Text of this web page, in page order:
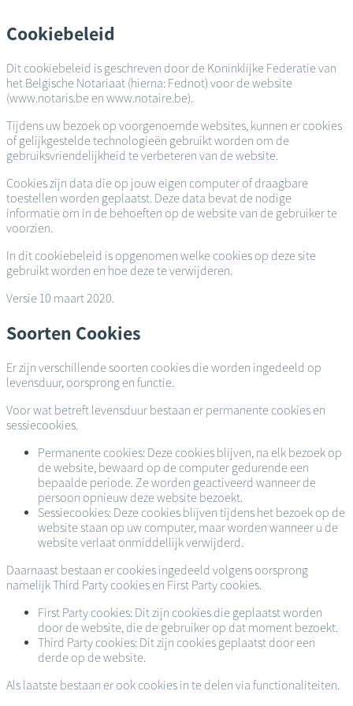
en
naar
inhoud
gaan
Cookiebeleid
Dit cookiebeleid is geschreven door de Koninklijke Federatie van
het Belgische Notariaat (hierna: Fednot) voor de website
(www.notaris.be en www.notaire.be).
Tijdens uw bezoek op voorgenoemde websites, kunnen er cookies
of gelijkgestelde technologieën gebruikt worden om de
gebruiksvriendelijkheid te verbeteren van de website.
Cookies zijn data die op jouw eigen computer of draagbare
toestellen worden geplaatst. Deze data bevat de nodige
informatie om in de behoeften op de website van de gebruiker te
voorzien.
In dit cookiebeleid is opgenomen welke cookies op deze site
gebruikt worden en hoe deze te verwijderen.
Versie 10 maart 2020.
Soorten Cookies
Er zijn verschillende soorten cookies die worden ingedeeld op
levensduur, oorsprong en functie.
Voor wat betreft levensduur bestaan er permanente cookies en
sessiecookies.
Permanente cookies: Deze cookies blijven, na elk bezoek op
de website, bewaard op de computer gedurende een
bepaalde periode. Ze worden geactiveerd wanneer de
persoon opnieuw deze website bezoekt.
Sessiecookies: Deze cookies blijven tijdens het bezoek op de
website staan op uw computer, maar worden wanneer u de
website verlaat onmiddellijk verwijderd.
Daarnaast bestaan er cookies ingedeeld volgens oorsprong
namelijk Third Party cookies en First Party cookies.
First Party cookies: Dit zijn cookies die geplaatst worden
door de website, die de gebruiker op dat moment bezoekt.
Third Party cookies: Dit zijn cookies geplaatst door een
derde op de website.
Als laatste bestaan er ook cookies in te delen via functionaliteiten.